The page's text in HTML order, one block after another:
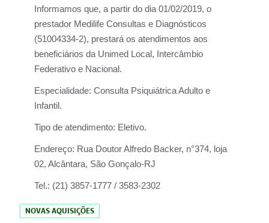
Informamos que, a partir do dia 01/02/2019, o
prestador Medilife Consultas e Diagnósticos
(51004334-2), prestará os atendimentos aos
beneficiários da Unimed Local, Intercâmbio
Federativo e Nacional.
Especialidade: Consulta Psiquiátrica Adulto e
Infantil.
Tipo de atendimento: Eletivo.
Endereço: Rua Doutor Alfredo Backer, n°374, loja
02, Alcântara, São Gonçalo-RJ
Tel.: (21) 3857-1777 / 3583-2302
NOVAS AQUISIÇÕES